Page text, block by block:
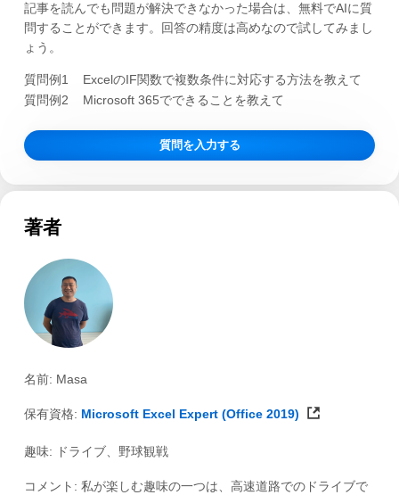
記事を読んでも問題が解決できなかった場合は、無料でAIに質
問することができます。回答の精度は高めなので試してみまし
ょう。
質問例1
ExcelのIF関数で複数条件に対応する方法を教えて
質問例2
Microsoft 365でできることを教えて
質問を入力する
著者
名前: Masa
保有資格: Microsoft Excel Expert (Office 2019)
趣味: ドライブ、野球観戦
コメント: 私が楽しむ趣味の一つは、高速道路でのドライブで